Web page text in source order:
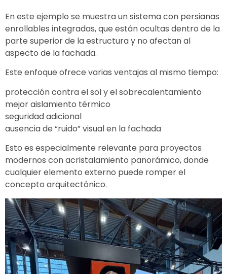
En este ejemplo se muestra un sistema con persianas
enrollables integradas, que están ocultas dentro de la
parte superior de la estructura y no afectan al
aspecto de la fachada.
Este enfoque ofrece varias ventajas al mismo tiempo:
protección contra el sol y el sobrecalentamiento
mejor aislamiento térmico
seguridad adicional
ausencia de “ruido” visual en la fachada
Esto es especialmente relevante para proyectos
modernos con acristalamiento panorámico, donde
cualquier elemento externo puede romper el
concepto arquitectónico.